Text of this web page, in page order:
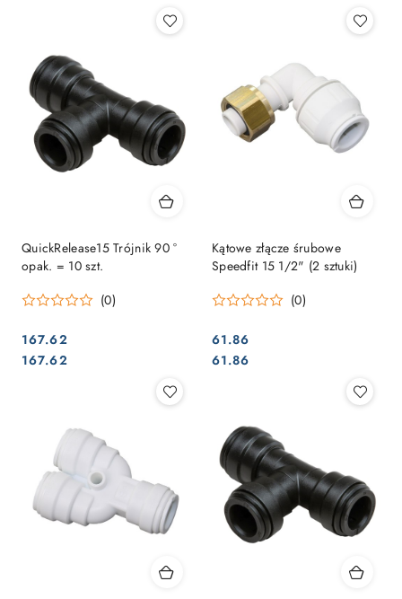
QuickRelease15 Trójnik 90 °
opak. = 10 szt.
(0)
Cena:
167.62
Cena:
167.62
Kątowe złącze śrubowe
Speedfit 15 1/2" (2 sztuki)
(0)
Cena:
61.86
Cena:
61.86